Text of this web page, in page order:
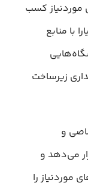
موردنیاز کسب‌
با منابع
زیرساخت
و
می‌دهد و
موردنیاز را